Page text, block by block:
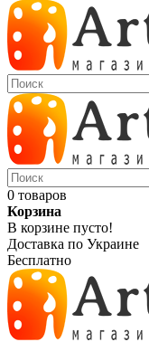
0 товаров
Корзина
В корзине пусто!
Доставка по Украине
Бесплатно